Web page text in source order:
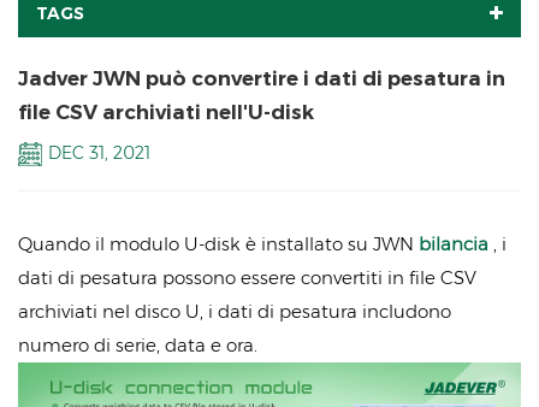
TAGS
Jadver JWN può convertire i dati di pesatura in
file CSV archiviati nell'U-disk
DEC 31, 2021
Quando il modulo U-disk è installato su JWN bilancia , i
dati di pesatura possono essere convertiti in file CSV
archiviati nel disco U, i dati di pesatura includono
numero di serie, data e ora.